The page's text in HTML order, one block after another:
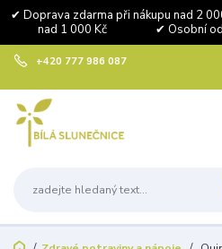
✔ Doprava zdarma při nákupu
nad 1 000 Kč ✔ Osobní
+420 777 986 087